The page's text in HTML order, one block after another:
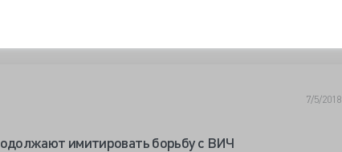
7/5/2018
имитировать борьбу с ВИЧ